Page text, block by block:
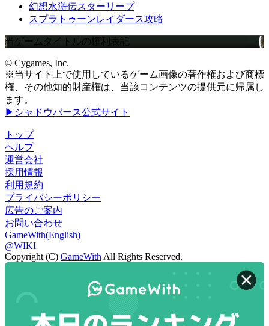
幻想水滸伝スターリープ
スプラトゥーンレイダース攻略
当ゲームタイトルの権利表記
© Cygames, Inc.
※当サイト上で使用しているゲーム画像の著作権および商標
権、その他知的財産権は、当該コンテンツの提供元に帰属し
ます。
▶シャドウバース公式サイト
トップ
ヘルプ
運営会社
採用情報
利用規約
プライバシーポリシー
広告のご案内
お問い合わせ
GameWith(English)
@WIKI
Copyright (C) GameWith All Rights Reserved.